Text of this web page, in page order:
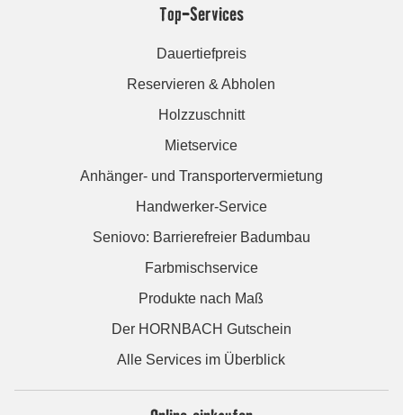
Top-Services
Dauertiefpreis
Reservieren & Abholen
Holzzuschnitt
Mietservice
Anhänger- und Transportervermietung
Handwerker-Service
Seniovo: Barrierefreier Badumbau
Farbmischservice
Produkte nach Maß
Der HORNBACH Gutschein
Alle Services im Überblick